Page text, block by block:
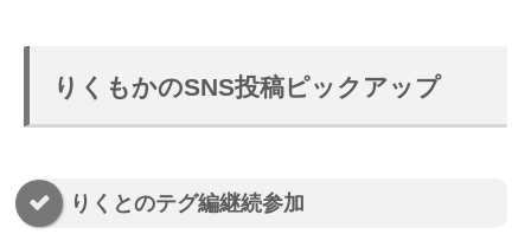
りくもかのSNS投稿ピックアップ
りくとのテグ編継続参加